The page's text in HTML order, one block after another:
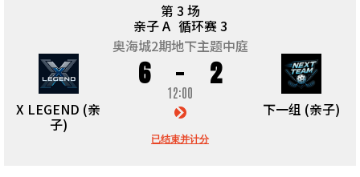
第 3 场
亲子 A 循环赛 3
奥海城2期地下主题中庭
X LEGEND (亲
子)
6 2
12:00
已结束并计分
下一组 (亲子)